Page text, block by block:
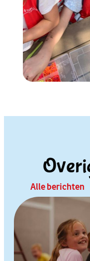
Alle berichten